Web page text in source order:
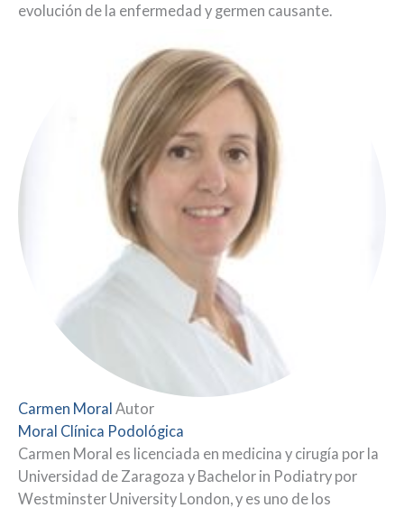
evolución de la enfermedad y germen causante.
Carmen Moral Autor
Moral Clínica Podológica
Carmen Moral es licenciada en medicina y cirugía por la
Universidad de Zaragoza y Bachelor in Podiatry por
Westminster University London, y es uno de los